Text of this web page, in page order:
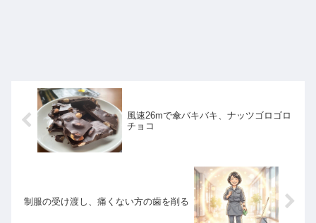
風速26mで傘バキバキ、ナッツゴロゴロ
チョコ
制服の受け渡し、痛くない方の歯を削る